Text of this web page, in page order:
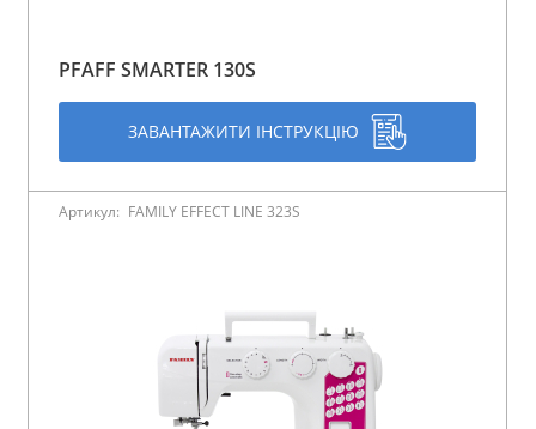
PFAFF SMARTER 130S
ЗАВАНТАЖИТИ ІНСТРУКЦІЮ
Артикул: FAMILY EFFECT LINE 323S